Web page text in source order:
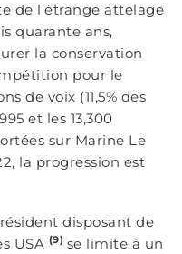
de l’étrange attelage
quarante ans,
la conservation
pour le
de voix (11,5% des
et les 13,300
sur Marine Le
la progression est
disposant de
USA (9) se limite à un